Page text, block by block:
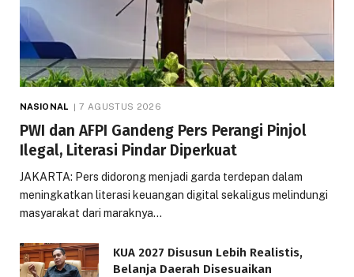
NASIONAL 7 AGUSTUS 2026
PWI dan AFPI Gandeng Pers Perangi Pinjol
Ilegal, Literasi Pindar Diperkuat
JAKARTA: Pers didorong menjadi garda terdepan dalam
meningkatkan literasi keuangan digital sekaligus melindungi
masyarakat dari maraknya…
KUA 2027 Disusun Lebih Realistis,
Belanja Daerah Disesuaikan